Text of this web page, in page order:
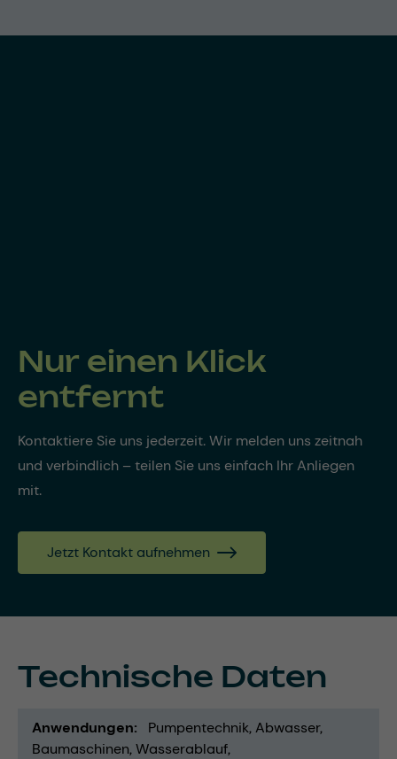
Nur einen Klick
entfernt
Kontaktiere Sie uns jederzeit. Wir melden uns zeitnah
und verbindlich – teilen Sie uns einfach Ihr Anliegen
mit.
Jetzt Kontakt aufnehmen
Technische Daten
Anwendungen Pumpentechnik Abwasser
Baumaschinen Wasserablauf